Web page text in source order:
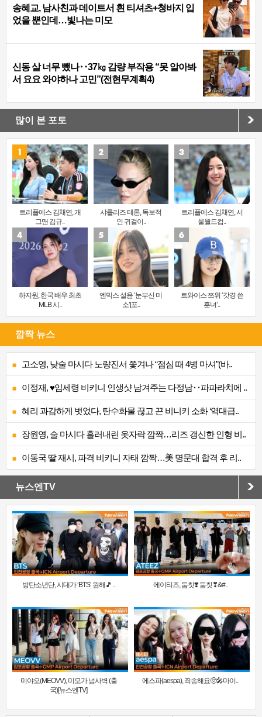
송혜교, 남사친과 데이트서 흰 티셔츠+청바지 입
었을 뿐인데…빛나는 미모
신동 살 너무 뺐나‥37㎏ 감량 부작용 “못 알아봐
서 요요 와야하나 고민”(전현무계획4)
많이 본 포토
트리플에스 김채연, 개
그맨 김규..
샤를리즈 테론, 독보적
인 귀걸이..
트리플에스 김채연, 서
울월드컵..
하지원, 한국 배우 최초
MLB 시..
엔믹스 설윤 ‘눈부신 미
소’[포..
트와이스 쯔위 ‘갓경 쓴
훈녀’..
깜짝 뉴스
고소영, 낮술 마시다 노량진서 쫓겨나 “점심 때 4병 마셔”(바..
이정재, ♥임세령 비키니 인생샷 남겨주는 다정남‥파파라치에 ..
혜리 과감하게 벗었다, 탄수화물 끊고 끈 비니키 소화 ‘역대급..
장원영, 술 마시다 흘러내린 옷자락 깜짝…리즈 갱신한 인형 비..
이동국 딸 재시, 파격 비키니 자태 깜짝…美 명문대 합격 후 리..
뉴스엔TV
방탄소년단, 시대가 ‘BTS’ 원해🎵 .. 에이티즈, 둠칫❣️ 둠칫❣&#..
미야오(MEOVV), 미모가 넘사벽 (출
국)[뉴스엔TV]
에스파(aespa), 죄송해요🥺🎤마이..